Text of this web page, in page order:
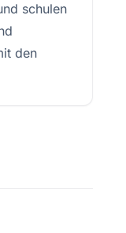
schulen
den